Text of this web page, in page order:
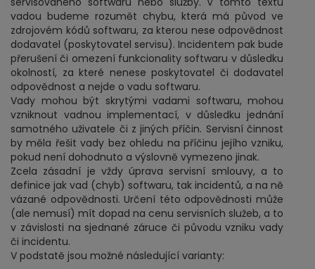
vadou budeme rozumět chybu, která má původ ve
zdrojovém kódů softwaru, za kterou nese odpovědnost
dodavatel (poskytovatel servisu). Incidentem pak bude
přerušení či omezení funkcionality softwaru v důsledku
okolností, za které nenese poskytovatel či dodavatel
odpovědnost a nejde o vadu softwaru.
Vady mohou být skrytými vadami softwaru, mohou
vzniknout vadnou implementací, v důsledku jednání
samotného uživatele či z jiných příčin. Servisní činnost
by měla řešit vady bez ohledu na příčinu jejího vzniku,
pokud není dohodnuto a výslovně vymezeno jinak.
Zcela zásadní je vždy úprava servisní smlouvy, a to
definice jak vad (chyb) softwaru, tak incidentů, a na ně
vázané odpovědnosti. Určení této odpovědnosti může
(ale nemusí) mít dopad na cenu servisních služeb, a to
v závislosti na sjednané záruce či původu vzniku vady
či incidentu.
V podstatě jsou možné následující varianty: